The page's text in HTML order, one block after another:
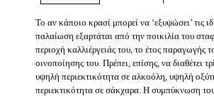
Το αν κάποιο κρασί μπορεί να ‘εξυψώσει’ τις
παλαίωση εξαρτάται από την ποικιλία του
περιοχή καλλιέργειάς του, το έτος παραγωγής
οινοποίησης του. Πρέπει, επίσης, να διαθέτει
υψηλή περιεκτικότητα σε αλκοόλη, υψηλή
περιεκτικότητα σε σάκχαρα. Η συμπύκνωση